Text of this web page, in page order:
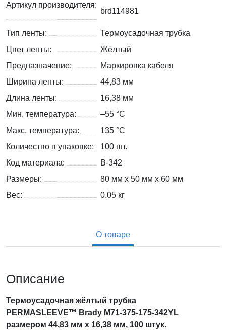
Артикул производителя:
brd114981
Тип ленты:
Термоусадочная трубка
Цвет ленты:
Жёлтый
Предназначение:
Маркировка кабеля
Ширина ленты:
44,83 мм
Длина ленты:
16,38 мм
Мин. температура:
–55 °С
Макс. температура:
135 °С
Количество в упаковке:
100 шт.
Код материала:
B-342
Размеры:
80 мм x 50 мм x 60 мм
Вес:
0.05 кг
О товаре
Описание
Термоусадочная жёлтый трубка
PERMASLEEVE™ Brady M71-375-175-342YL
размером 44,83 мм x 16,38 мм, 100 штук.